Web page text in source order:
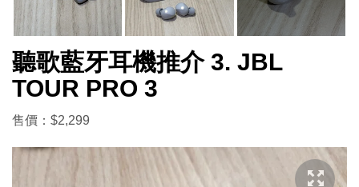
聽歌藍牙耳機推介 3. JBL
TOUR PRO 3
售價：$2,299